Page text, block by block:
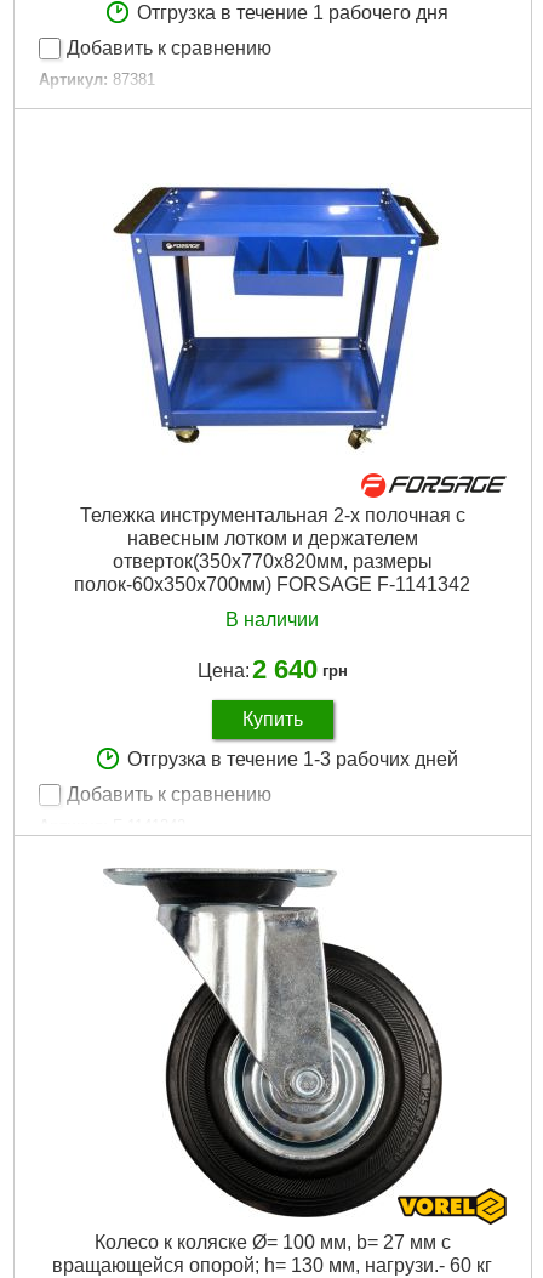
Отгрузка в течение 1 рабочего дня
Добавить к сравнению
Артикул: 87381
Код товара: 20.80.26
Нагрузка max: 20 кг
50 мм
72 мм
16 мм
Габариты упаковки:
225 г
Подробнее...
Тележка инструментальная 2-х полочная с
навесным лотком и держателем
отверток(350х770х820мм, размеры
полок-60х350х700мм) FORSAGE F-1141342
В наличии
Цена:2 640 грн
Купить
Отгрузка в течение 1-3 рабочих дней
Добавить к сравнению
Габариты упаковки: 700x360x155 мм
9,500 г
Подробнее...
Колесо к коляске Ø= 100 мм, b= 27 мм с
вращающейся опорой; h= 130 мм, нагрузи.- 60 кг